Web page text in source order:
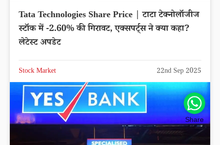
Tata Technologies Share Price | टाटा टेक्नोलॉजीज
स्टॉक में -2.60% की गिरावट, एक्सपर्ट्स ने क्या कहा?
लेटेस्ट अपडेट
Stock Market 22nd Sep 2025
Share